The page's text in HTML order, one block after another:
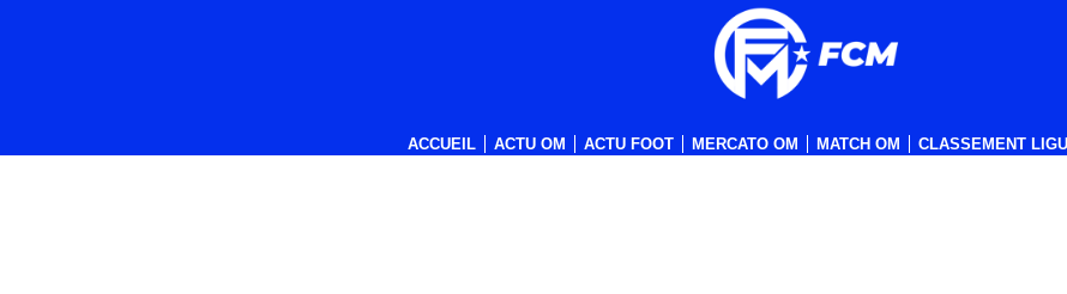
ACCUEIL ACTU OM ACTU FOOT MERCATO OM MATCH OM CLASSEMENT